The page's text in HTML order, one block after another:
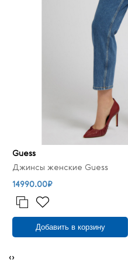
Guess
Джинсы женские Guess
14990.00₽
Добавить в корзину
‹›